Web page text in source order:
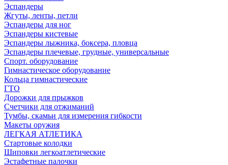
Эспандеры
Жгуты, ленты, петли
Эспандеры для ног
Эспандеры кистевые
Эспандеры лыжника, боксера, пловца
Эспандеры плечевые, грудные, универсальные
Спорт. оборудование
Гимнастическое оборудование
Кольца гимнастические
ГТО
Дорожки для прыжков
Счетчики для отжиманий
Тумбы, скамьи для измерения гибкости
Макеты оружия
ЛЕГКАЯ АТЛЕТИКА
Стартовые колодки
Шиповки легкоатлетические
Эстафетные палочки